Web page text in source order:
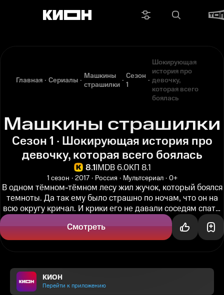
Главная Сериалы
Машкины
страшилки
Сезон
1
Шокирующая
история про
девочку,
которая всего
боялась
Машкины страшилки
Сезон 1 · Шокирующая история про
девочку, которая всего боялась
8.1IMDB 6.0КП 8.1
1 сезон 2017 Россия Мультсериал 0+
В одном тёмном-тёмном лесу жил жучок, который боялся
темноты. Да так ему было страшно по ночам, что он на
всю округу кричал. И крики его не давали соседям спать,
Смотреть
КИОН
Перейти к приложению